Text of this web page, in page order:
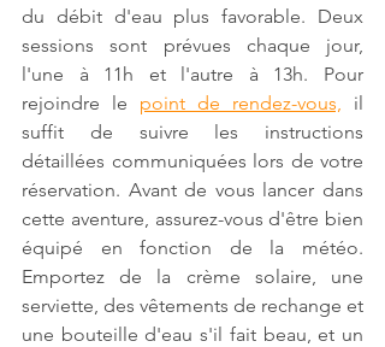
du débit d'eau plus favorable. Deux
sessions sont prévues chaque jour,
l'une à 11h et l'autre à 13h. Pour
rejoindre le point de rendez-vous, il
suffit de suivre les instructions
détaillées communiquées lors de votre
réservation. Avant de vous lancer dans
cette aventure, assurez-vous d'être bien
équipé en fonction de la météo.
Emportez de la crème solaire, une
serviette, des vêtements de rechange et
une bouteille d'eau s'il fait beau, et un